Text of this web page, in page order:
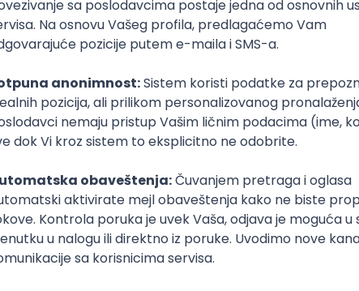
Sačuvaj dešavanje